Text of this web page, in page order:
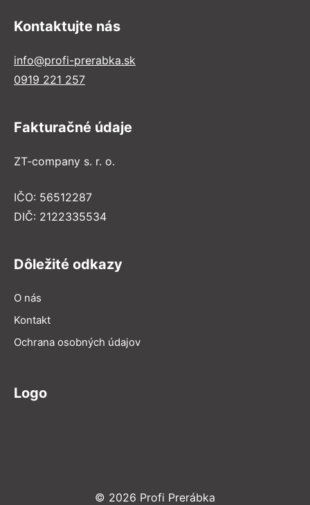
Kontaktujte nás
info@profi-prerabka.sk
0919 221 257
Fakturačné údaje
ZT-company s. r. o.
IČO: 56512287
DIČ: 2122335534
Dôležité odkazy
O nás
Kontakt
Ochrana osobných údajov
Logo
© 2026 Profi Prerábka